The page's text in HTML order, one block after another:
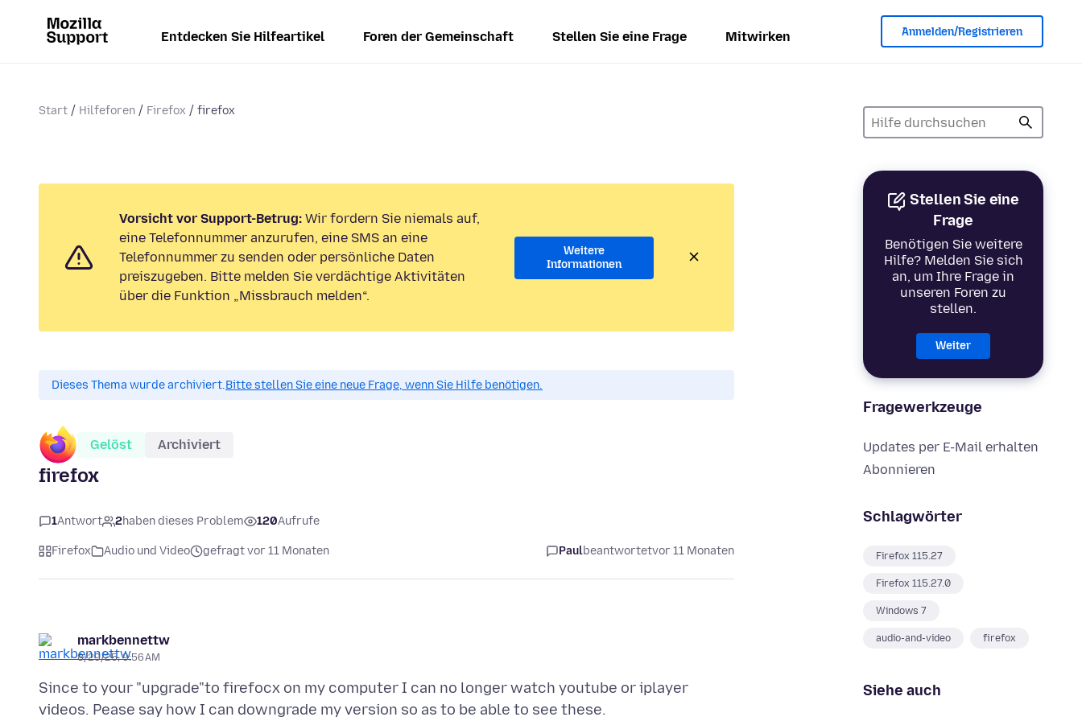
Entdecken Sie Hilfeartikel Foren der Gemeinschaft Stellen Sie eine Frage Mitwirken Anmelden/Registrieren
Start Hilfeforen Firefox firefox
Stellen Sie eine
Frage
Benötigen Sie weitere
Hilfe? Melden Sie sich
an, um Ihre Frage in
unseren Foren zu
stellen.
Weiter
Fragewerkzeuge
Updates per E-Mail erhalten
Abonnieren
Schlagwörter
Firefox 115.27
Firefox 115.27.0
Windows 7
audio-and-video firefox
Siehe auch
Vorsicht vor Support-Betrug: Wir fordern Sie niemals auf,
eine Telefonnummer anzurufen, eine SMS an eine
Telefonnummer zu senden oder persönliche Daten
preiszugeben. Bitte melden Sie verdächtige Aktivitäten
über die Funktion „Missbrauch melden“.
Weitere
Informationen
Dieses Thema wurde archiviert.Bitte stellen Sie eine neue Frage, wenn Sie Hilfe benötigen.
Gelöst Archiviert
firefox
1Antwort 2haben dieses Problem 120Aufrufe
Firefox Audio und Video gefragt vor 11 Monaten Paulbeantwortetvor 11 Monaten
markbennettw
8/29/25, 9:56 AM
Since to your "upgrade"to firefocx on my computer I can no longer watch youtube or iplayer